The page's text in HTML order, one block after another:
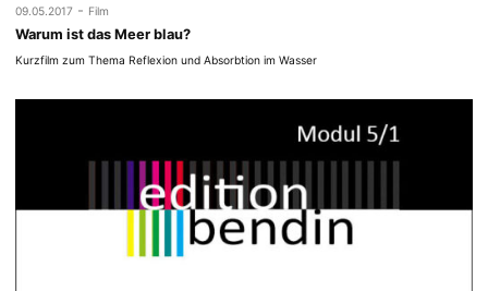
09.05.2017 - Film
Warum ist das Meer blau?
Kurzfilm zum Thema Reflexion und Absorbtion im Wasser